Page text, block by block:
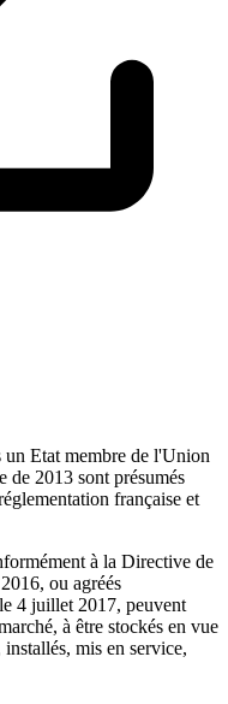
Etat membre de l'Union
de 2013 sont présumés
française et
à la Directive de
ou agréés
4 juillet 2017, peuvent
à être stockés en vue
mis en service,